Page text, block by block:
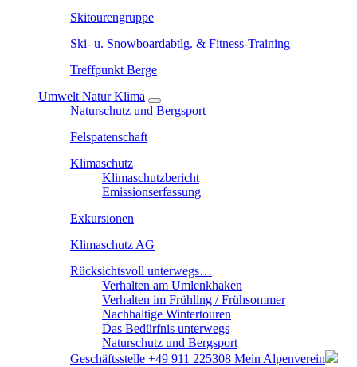
Skitourengruppe
Ski- u. Snowboardabtlg. & Fitness-Training
Treffpunkt Berge
Umwelt Natur Klima
Naturschutz und Bergsport
Felspatenschaft
Klimaschutz
Klimaschutzbericht
Emissionserfassung
Exkursionen
Klimaschutz AG
Rücksichtsvoll unterwegs…
Verhalten am Umlenkhaken
Verhalten im Frühling / Frühsommer
Nachhaltige Wintertouren
Das Bedürfnis unterwegs
Naturschutz und Bergsport
Geschäftsstelle +49 911 225308 Mein Alpenverein